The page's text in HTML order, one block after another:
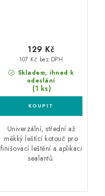
Skladem, ihned k
odeslání
(1 ks)
107 Kč bez DPH
129 Kč
Univerzální, střední až
měkký leštící kotouč pro
finišovací leštění a aplikaci
sealantů.